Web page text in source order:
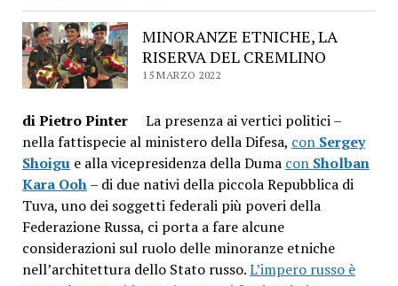
MINORANZE ETNICHE, LA
RISERVA DEL CREMLINO
15 MARZO 2022
di Pietro PinterLa presenza ai vertici politici –
nella fattispecie al ministero della Difesa, con Sergey
Shoigue alla vicepresidenza della Duma con Sholban
Kara Ooh– di due nativi della piccola Repubblica di
Tuva, uno dei soggetti federali più poveri della
Federazione Russa, ci porta a fare alcune
considerazioni sul ruolo delle minoranze etniche
nell’architettura dello Stato russo.L’impero russo è